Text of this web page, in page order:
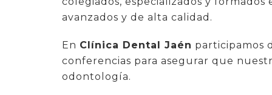
avanzados y de alta calidad.
En Clínica Dental Jaén participamos
conferencias para asegurar que
odontología.